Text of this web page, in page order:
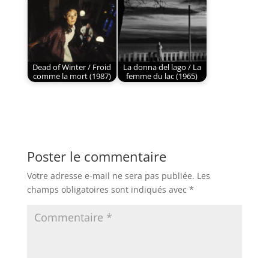
Dead of Winter / Froid
comme la mort (1987)
La donna del lago / La
femme du lac (1965)
Poster le commentaire
Votre adresse e-mail ne sera pas publiée. Les
champs obligatoires sont indiqués avec *